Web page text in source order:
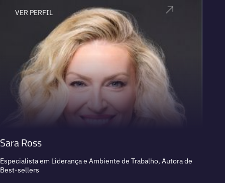
VER PERFIL
Sara Ross
Especialista em Liderança e Ambiente de Trabalho, Autora de
Best-sellers